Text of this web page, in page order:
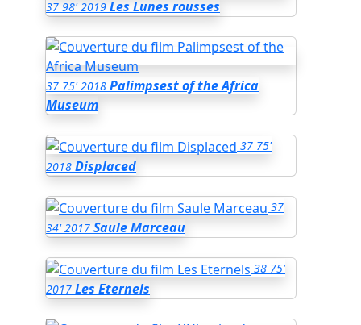
37 98' 2019 Les Lunes rousses
37 75' 2018 Palimpsest of the Africa
Museum
37 75'
2018 Displaced
37
34' 2017 Saule Marceau
38 75'
2017 Les Eternels